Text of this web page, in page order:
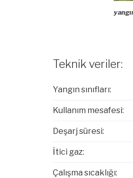
Teknik veriler:
Yangın sınıfları:
Kullanım mesafesi:
Deşarj süresi:
İtici gaz:
Çalışma sıcaklığı: